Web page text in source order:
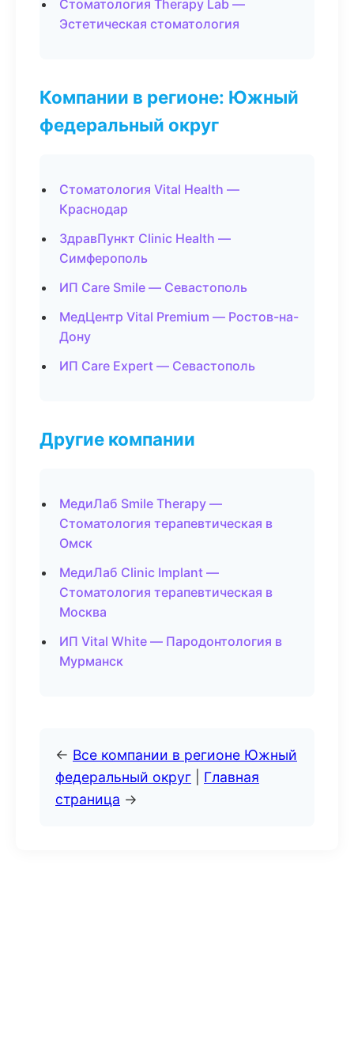
Стоматология Therapy Lab —
Эстетическая стоматология
Компании в регионе: Южный
федеральный округ
Стоматология Vital Health —
Краснодар
ЗдравПункт Clinic Health —
Симферополь
ИП Care Smile — Севастополь
МедЦентр Vital Premium — Ростов-на-
Дону
ИП Care Expert — Севастополь
Другие компании
МедиЛаб Smile Therapy —
Стоматология терапевтическая в
Омск
МедиЛаб Clinic Implant —
Стоматология терапевтическая в
Москва
ИП Vital White — Пародонтология в
Мурманск
← Все компании в регионе Южный
федеральный округ
Главная
страница →